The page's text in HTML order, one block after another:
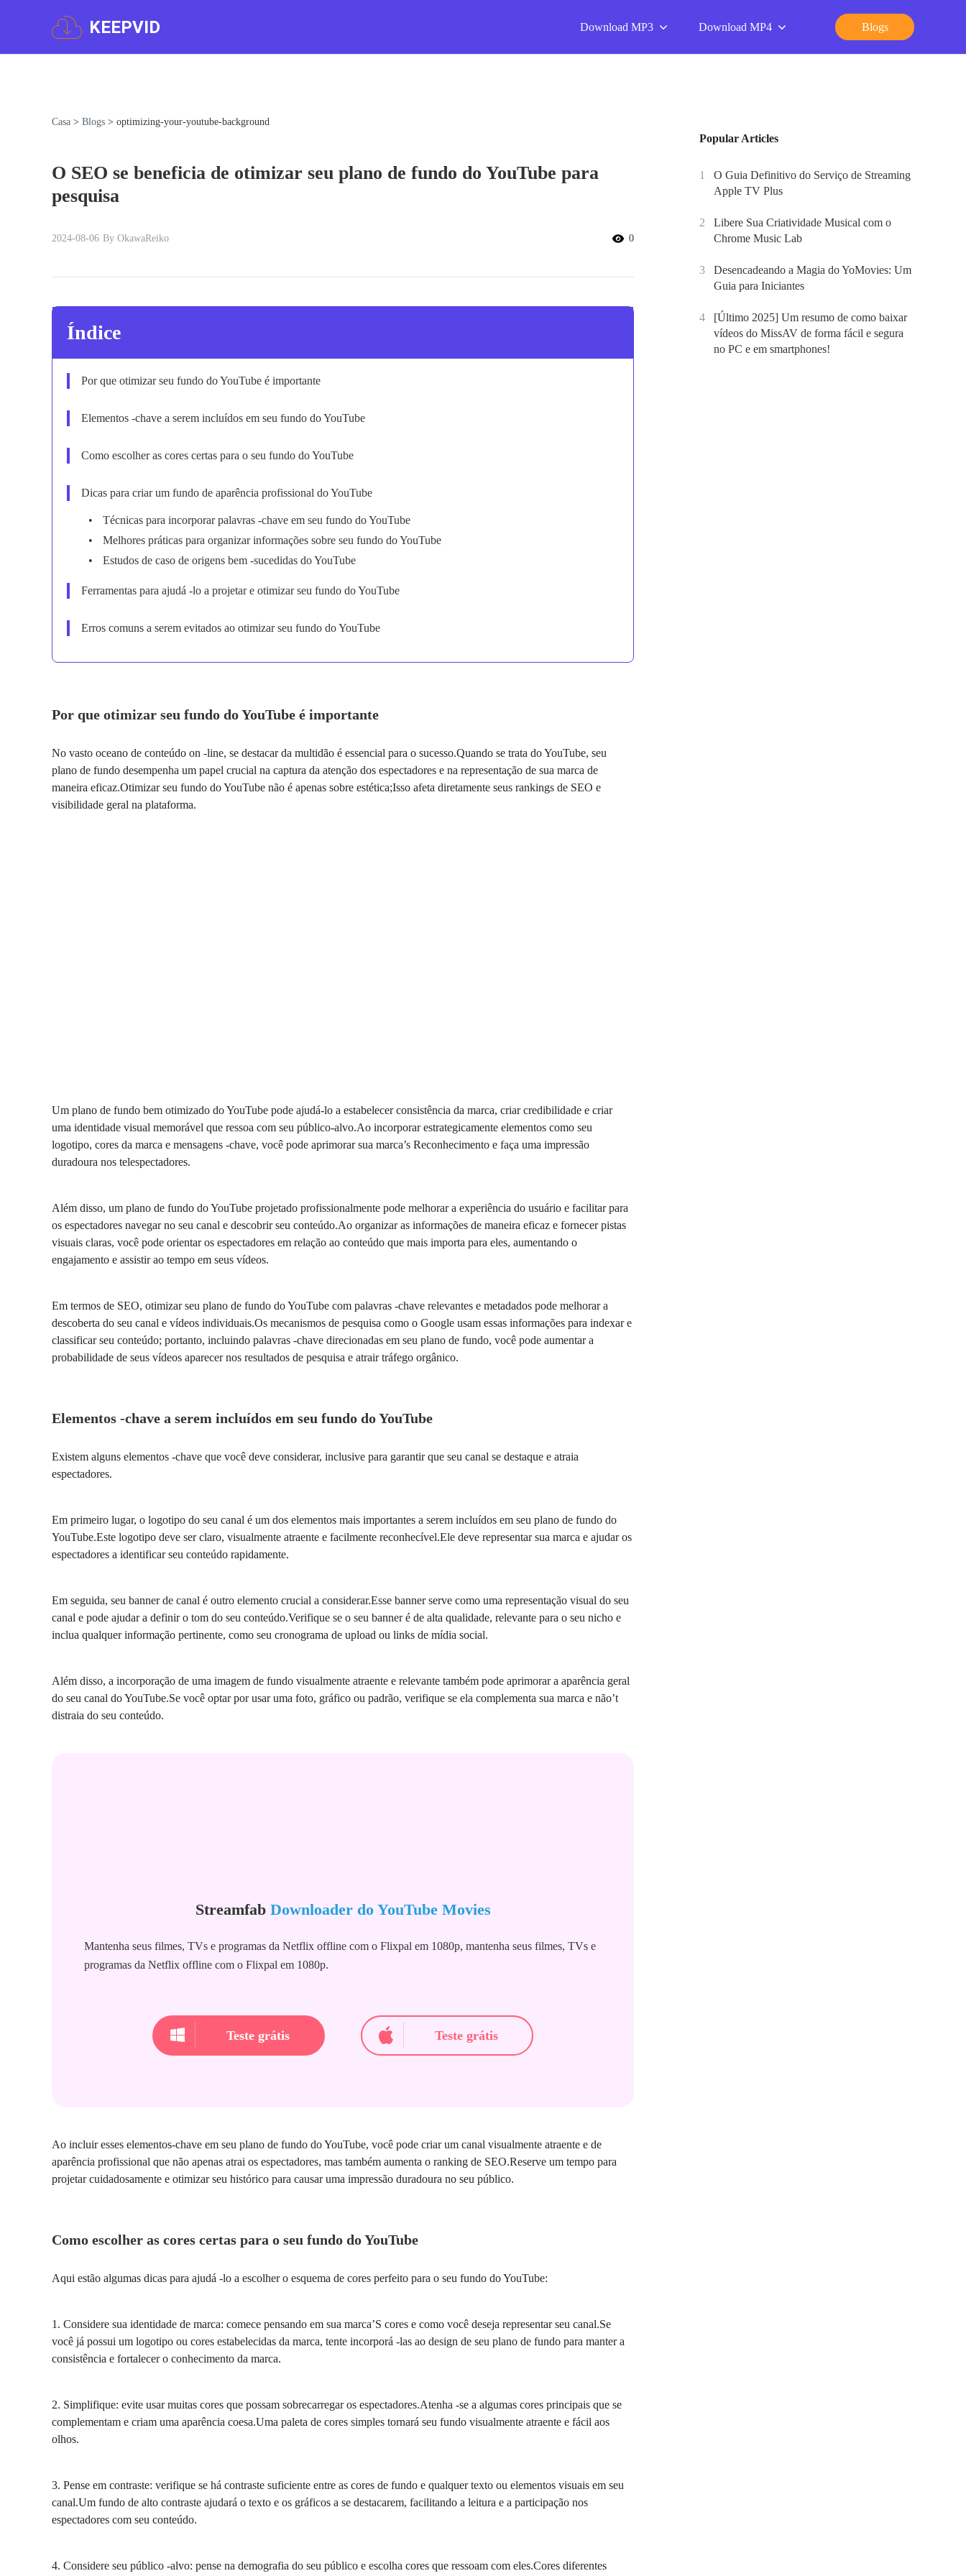
KEEPVID Download MP3 Download MP4 Blogs
Casa > Blogs > optimizing-your-youtube-background
O SEO se beneficia de otimizar seu plano de fundo do YouTube para
pesquisa
2024-08-06 By OkawaReiko 0
Índice
Por que otimizar seu fundo do YouTube é importante
Elementos -chave a serem incluídos em seu fundo do YouTube
Como escolher as cores certas para o seu fundo do YouTube
Dicas para criar um fundo de aparência profissional do YouTube
Técnicas para incorporar palavras -chave em seu fundo do YouTube
Melhores práticas para organizar informações sobre seu fundo do YouTube
Estudos de caso de origens bem -sucedidas do YouTube
Ferramentas para ajudá -lo a projetar e otimizar seu fundo do YouTube
Erros comuns a serem evitados ao otimizar seu fundo do YouTube
Por que otimizar seu fundo do YouTube é importante
No vasto oceano de conteúdo on -line, se destacar da multidão é essencial para o sucesso.Quando se trata do YouTube, seu
plano de fundo desempenha um papel crucial na captura da atenção dos espectadores e na representação de sua marca de
maneira eficaz.Otimizar seu fundo do YouTube não é apenas sobre estética;Isso afeta diretamente seus rankings de SEO e
visibilidade geral na plataforma.
Um plano de fundo bem otimizado do YouTube pode ajudá-lo a estabelecer consistência da marca, criar credibilidade e criar
uma identidade visual memorável que ressoa com seu público-alvo.Ao incorporar estrategicamente elementos como seu
logotipo, cores da marca e mensagens -chave, você pode aprimorar sua marca’s Reconhecimento e faça uma impressão
duradoura nos telespectadores.
Além disso, um plano de fundo do YouTube projetado profissionalmente pode melhorar a experiência do usuário e facilitar para
os espectadores navegar no seu canal e descobrir seu conteúdo.Ao organizar as informações de maneira eficaz e fornecer pistas
visuais claras, você pode orientar os espectadores em relação ao conteúdo que mais importa para eles, aumentando o
engajamento e assistir ao tempo em seus vídeos.
Em termos de SEO, otimizar seu plano de fundo do YouTube com palavras -chave relevantes e metadados pode melhorar a
descoberta do seu canal e vídeos individuais.Os mecanismos de pesquisa como o Google usam essas informações para indexar e
classificar seu conteúdo; portanto, incluindo palavras -chave direcionadas em seu plano de fundo, você pode aumentar a
probabilidade de seus vídeos aparecer nos resultados de pesquisa e atrair tráfego orgânico.
Elementos -chave a serem incluídos em seu fundo do YouTube
Existem alguns elementos -chave que você deve considerar, inclusive para garantir que seu canal se destaque e atraia
espectadores.
Em primeiro lugar, o logotipo do seu canal é um dos elementos mais importantes a serem incluídos em seu plano de fundo do
YouTube.Este logotipo deve ser claro, visualmente atraente e facilmente reconhecível.Ele deve representar sua marca e ajudar os
espectadores a identificar seu conteúdo rapidamente.
Em seguida, seu banner de canal é outro elemento crucial a considerar.Esse banner serve como uma representação visual do seu
canal e pode ajudar a definir o tom do seu conteúdo.Verifique se o seu banner é de alta qualidade, relevante para o seu nicho e
inclua qualquer informação pertinente, como seu cronograma de upload ou links de mídia social.
Além disso, a incorporação de uma imagem de fundo visualmente atraente e relevante também pode aprimorar a aparência geral
do seu canal do YouTube.Se você optar por usar uma foto, gráfico ou padrão, verifique se ela complementa sua marca e não’t
distraia do seu conteúdo.
Streamfab Downloader do YouTube Movies
Mantenha seus filmes, TVs e programas da Netflix offline com o Flixpal em 1080p, mantenha seus filmes, TVs e
programas da Netflix offline com o Flixpal em 1080p.
Teste grátis Teste grátis
Ao incluir esses elementos-chave em seu plano de fundo do YouTube, você pode criar um canal visualmente atraente e de
aparência profissional que não apenas atrai os espectadores, mas também aumenta o ranking de SEO.Reserve um tempo para
projetar cuidadosamente e otimizar seu histórico para causar uma impressão duradoura no seu público.
Como escolher as cores certas para o seu fundo do YouTube
Aqui estão algumas dicas para ajudá -lo a escolher o esquema de cores perfeito para o seu fundo do YouTube:
1. Considere sua identidade de marca: comece pensando em sua marca’S cores e como você deseja representar seu canal.Se
você já possui um logotipo ou cores estabelecidas da marca, tente incorporá -las ao design de seu plano de fundo para manter a
consistência e fortalecer o conhecimento da marca.
2. Simplifique: evite usar muitas cores que possam sobrecarregar os espectadores.Atenha -se a algumas cores principais que se
complementam e criam uma aparência coesa.Uma paleta de cores simples tornará seu fundo visualmente atraente e fácil aos
olhos.
3. Pense em contraste: verifique se há contraste suficiente entre as cores de fundo e qualquer texto ou elementos visuais em seu
canal.Um fundo de alto contraste ajudará o texto e os gráficos a se destacarem, facilitando a leitura e a participação nos
espectadores com seu conteúdo.
4. Considere seu público -alvo: pense na demografia do seu público e escolha cores que ressoam com eles.Cores diferentes
Popular Articles
1
O Guia Definitivo do Serviço de Streaming
Apple TV Plus
2
Libere Sua Criatividade Musical com o
Chrome Music Lab
3
Desencadeando a Magia do YoMovies: Um
Guia para Iniciantes
4
[Último 2025] Um resumo de como baixar
vídeos do MissAV de forma fácil e segura
no PC e em smartphones!